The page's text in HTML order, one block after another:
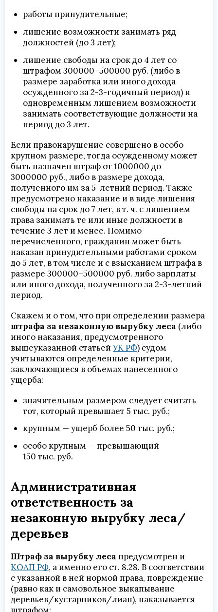
работы принудительные;
лишение возможности занимать ряд
должностей (до 3 лет);
лишение свободы на срок до 4 лет со
штрафом 300000–500000 руб. (либо в
размере заработка или иного дохода
осужденного за 2-3-годичный период) и
одновременным лишением возможности
занимать соответствующие должности на
период до 3 лет.
Если правонарушение совершено в особо
крупном размере, тогда осужденному может
быть назначен штраф от 1000000 до
3000000 руб., либо в размере дохода,
полученного им за 5-летний период. Также
предусмотрено наказание и в виде лишения
свободы на срок до 7 лет, в т. ч. с лишением
права занимать те или иные должности в
течение 3 лет и менее. Помимо
перечисленного, гражданин может быть
наказан принудительными работами сроком
до 5 лет, в том числе и с взысканием штрафа в
размере 300000–500000 руб. либо зарплаты
или иного дохода, полученного за 2-3-летний
период.
Скажем и о том, что при определении размера
штрафа за незаконную вырубку леса (либо
иного наказания, предусмотренного
вышеуказанной статьей УК РФ) судом
учитываются определенные критерии,
заключающиеся в объемах нанесенного
ущерба:
значительным размером следует считать
тот, который превышает 5 тыс. руб.;
крупным — ущерб более 50 тыс. руб.;
особо крупным — превышающий
150 тыс. руб.
Административная
ответственность за
незаконную вырубку леса/
деревьев
Штраф за вырубку леса предусмотрен и
КОАП РФ, а именно его ст. 8.28. В соответствии
с указанной в ней нормой права, повреждение
(равно как и самовольное выкапывание
деревьев/кустарников/лиан), наказывается